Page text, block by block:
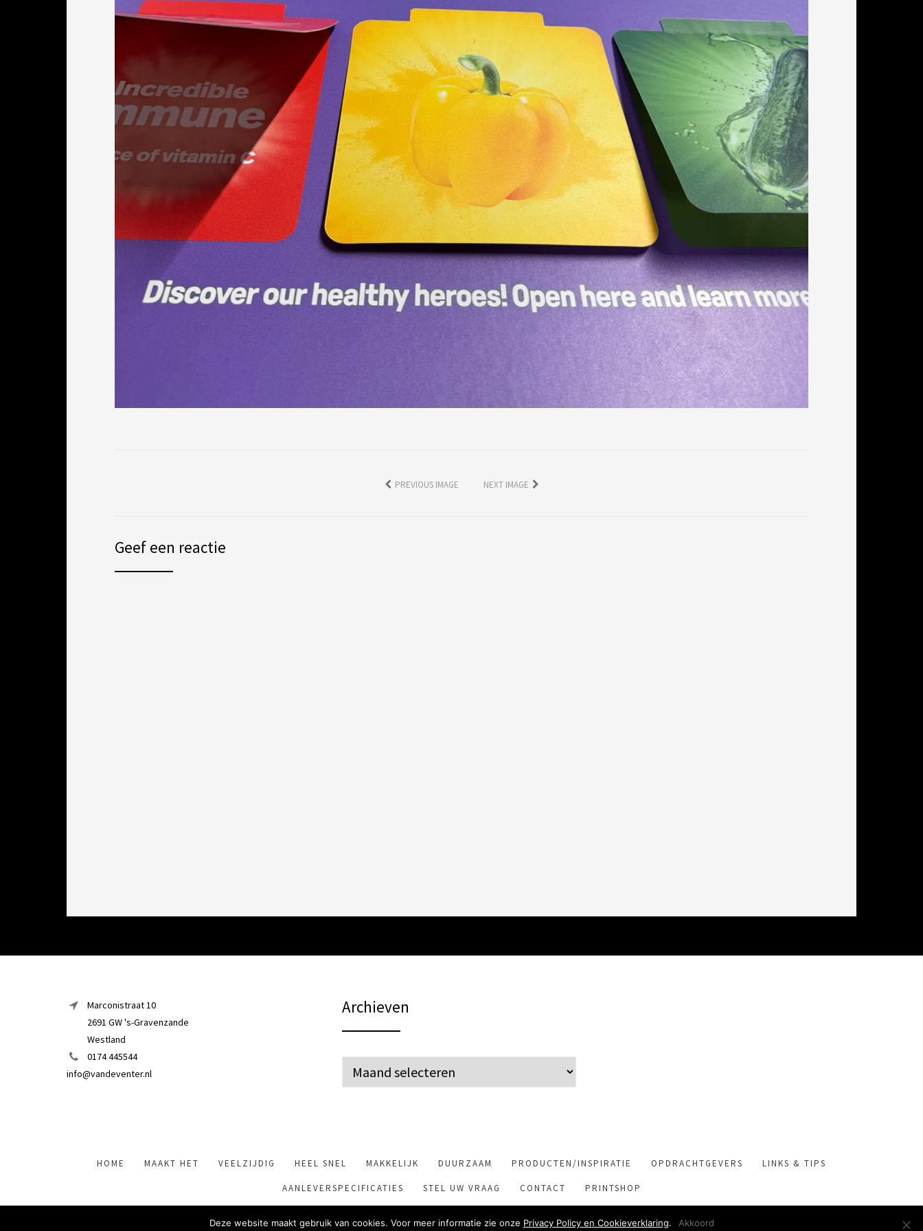
PREVIOUS IMAGE NEXT IMAGE
Geef een reactie
Marconistraat 10
2691 GW 's-Gravenzande
Westland
0174 445544
info@vandeventer.nl
Archieven
Archieven
HOME MAAKT HET VEELZIJDIG HEEL SNEL MAKKELIJK DUURZAAM PRODUCTEN/INSPIRATIE OPDRACHTGEVERS LINKS & TIPS
AANLEVERSPECIFICATIES STEL UW VRAAG CONTACT PRINTSHOP
Deze website maakt gebruik van cookies. Voor meer informatie zie onze Privacy Policy en Cookieverklaring. Akkoord